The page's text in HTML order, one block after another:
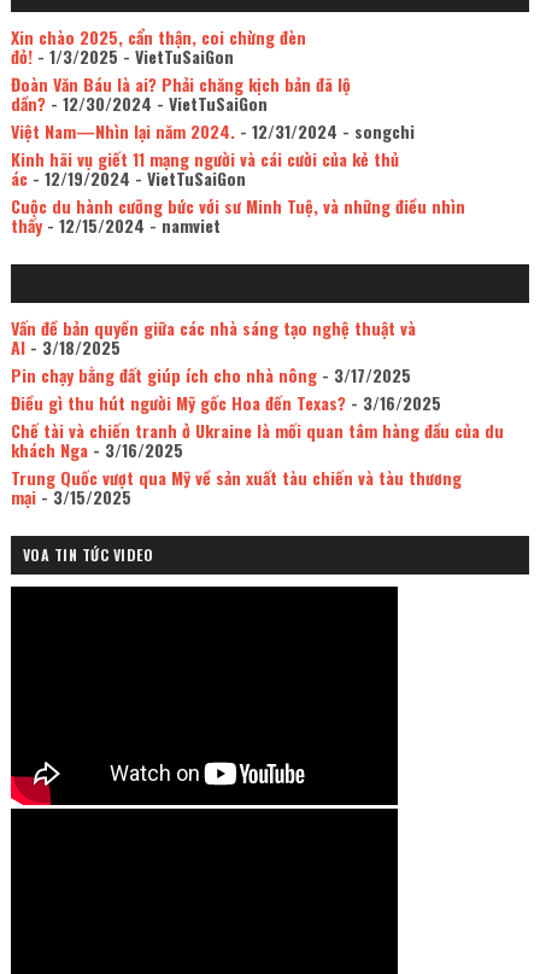
Xin chào 2025, cẩn thận, coi chừng đèn
đỏ!- 1/3/2025 - VietTuSaiGon
Đoàn Văn Báu là ai? Phải chăng kịch bản đã lộ
dần?- 12/30/2024 - VietTuSaiGon
Việt Nam—Nhìn lại năm 2024.- 12/31/2024 - songchi
Kinh hãi vụ giết 11 mạng người và cái cười của kẻ thủ
ác- 12/19/2024 - VietTuSaiGon
Cuộc du hành cưỡng bức với sư Minh Tuệ, và những điều nhìn
thấy- 12/15/2024 - namviet
Vấn đề bản quyền giữa các nhà sáng tạo nghệ thuật và
AI- 3/18/2025
Pin chạy bằng đất giúp ích cho nhà nông- 3/17/2025
Điều gì thu hút người Mỹ gốc Hoa đến Texas?- 3/16/2025
Chế tài và chiến tranh ở Ukraine là mối quan tâm hàng đầu của du
khách Nga- 3/16/2025
Trung Quốc vượt qua Mỹ về sản xuất tàu chiến và tàu thương
mại- 3/15/2025
VOA TIN TỨC VIDEO